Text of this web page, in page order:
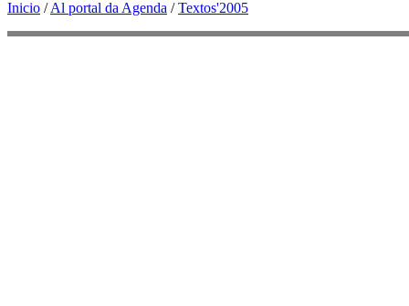
Inicio /Al portal da Agenda /Textos'2005